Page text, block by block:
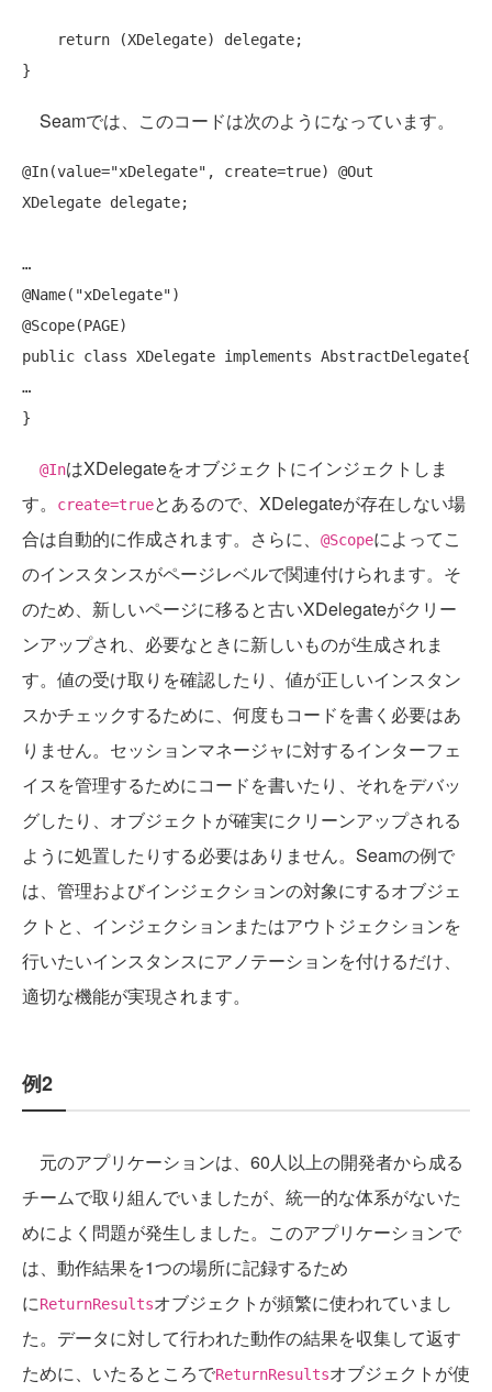
return (XDelegate) delegate;
Seamでは、このコードは次のようになっています。
@In(value="xDelegate" , create=true) @Out
XDelegate delegate;
…
@Name( "xDelegate")
public class XDelegate implements AbstractDelegate{
…
@InはXDelegateをオブジェクトにインジェクトしま
す。
create=trueとあるので、XDelegateが存在しない場
合は自動的に作成されます。さらに、
@Scopeによってこ
のインスタンスがページレベルで関連付けられます。そ
のため、新しいページに移ると古いXDelegateがクリー
ンアップされ、必要なときに新しいものが生成されま
す。値の受け取りを確認したり、値が正しいインスタン
スかチェックするために、何度もコードを書く必要はあ
りません。セッションマネージャに対するインターフェ
イスを管理するためにコードを書いたり、それをデバッ
グしたり、オブジェクトが確実にクリーンアップされる
ように処置したりする必要はありません。Seamの例で
は、管理およびインジェクションの対象にするオブジェ
クトと、インジェクションまたはアウトジェクションを
行いたいインスタンスにアノテーションを付けるだけ、
適切な機能が実現されます。
例2
元のアプリケーションは、60人以上の開発者から成る
チームで取り組んでいましたが、統一的な体系がないた
めによく問題が発生しました。このアプリケーションで
は、動作結果を1つの場所に記録するため
にReturnResultsオブジェクトが頻繁に使われていまし
た。データに対して行われた動作の結果を収集して返す
ために、いたるところでReturnResultsオブジェクトが使